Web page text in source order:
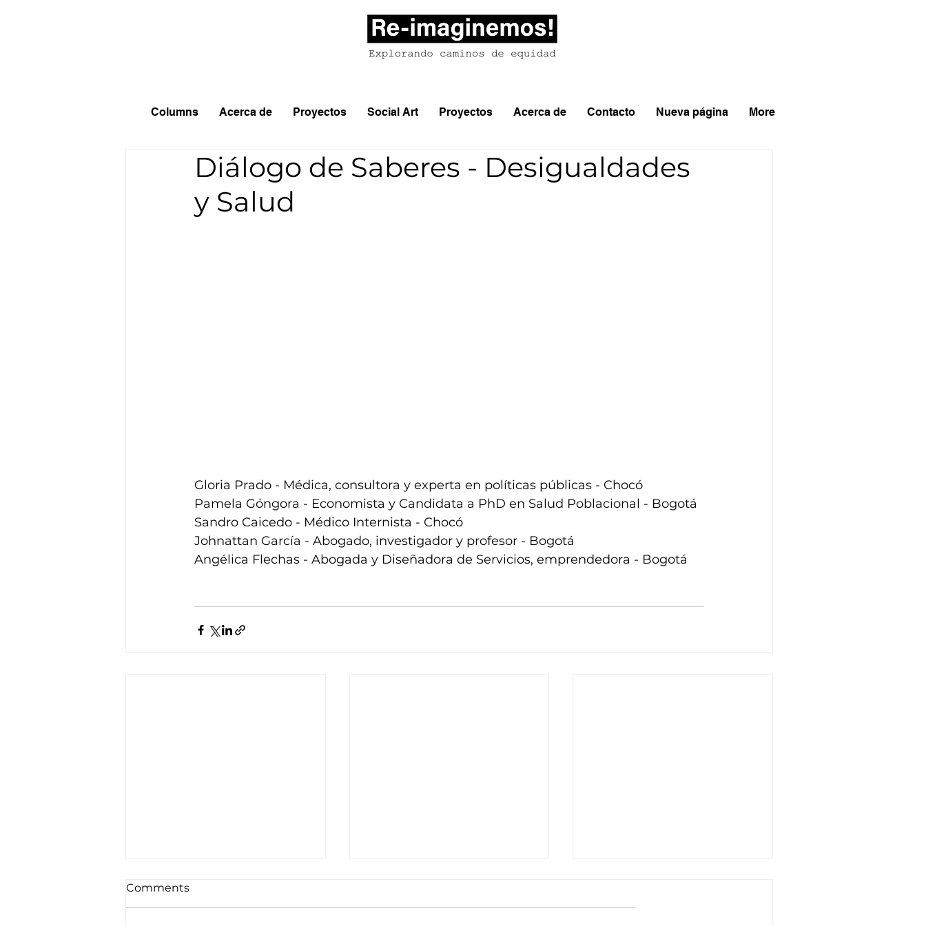
Columns Acerca de Proyectos Social Art Proyectos Acerca de Contacto Nueva página More
Diálogo de Saberes - Desigualdades
y Salud
Gloria Prado - Médica, consultora y experta en políticas públicas - Chocó
Pamela Góngora - Economista y Candidata a PhD en Salud Poblacional - Bogotá
Sandro Caicedo - Médico Internista - Chocó
Johnattan García - Abogado, investigador y profesor - Bogotá
Angélica Flechas - Abogada y Diseñadora de Servicios, emprendedora - Bogotá
Comments